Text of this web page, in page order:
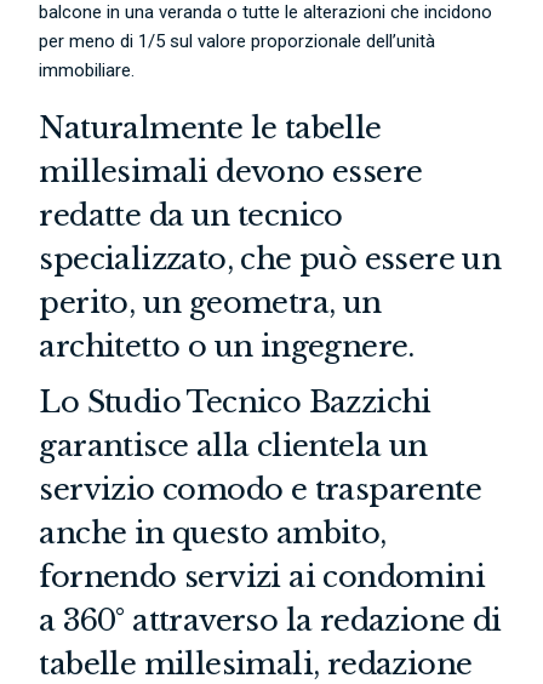
balcone in una veranda o tutte le alterazioni che incidono
per meno di 1/5 sul valore proporzionale dell’unità
immobiliare.
Naturalmente le tabelle
millesimali devono essere
redatte da un tecnico
specializzato, che può essere un
perito, un geometra, un
architetto o un ingegnere.
Lo Studio Tecnico Bazzichi
garantisce alla clientela un
servizio comodo e trasparente
anche in questo ambito,
fornendo servizi ai condomini
a 360° attraverso la redazione di
tabelle millesimali, redazione